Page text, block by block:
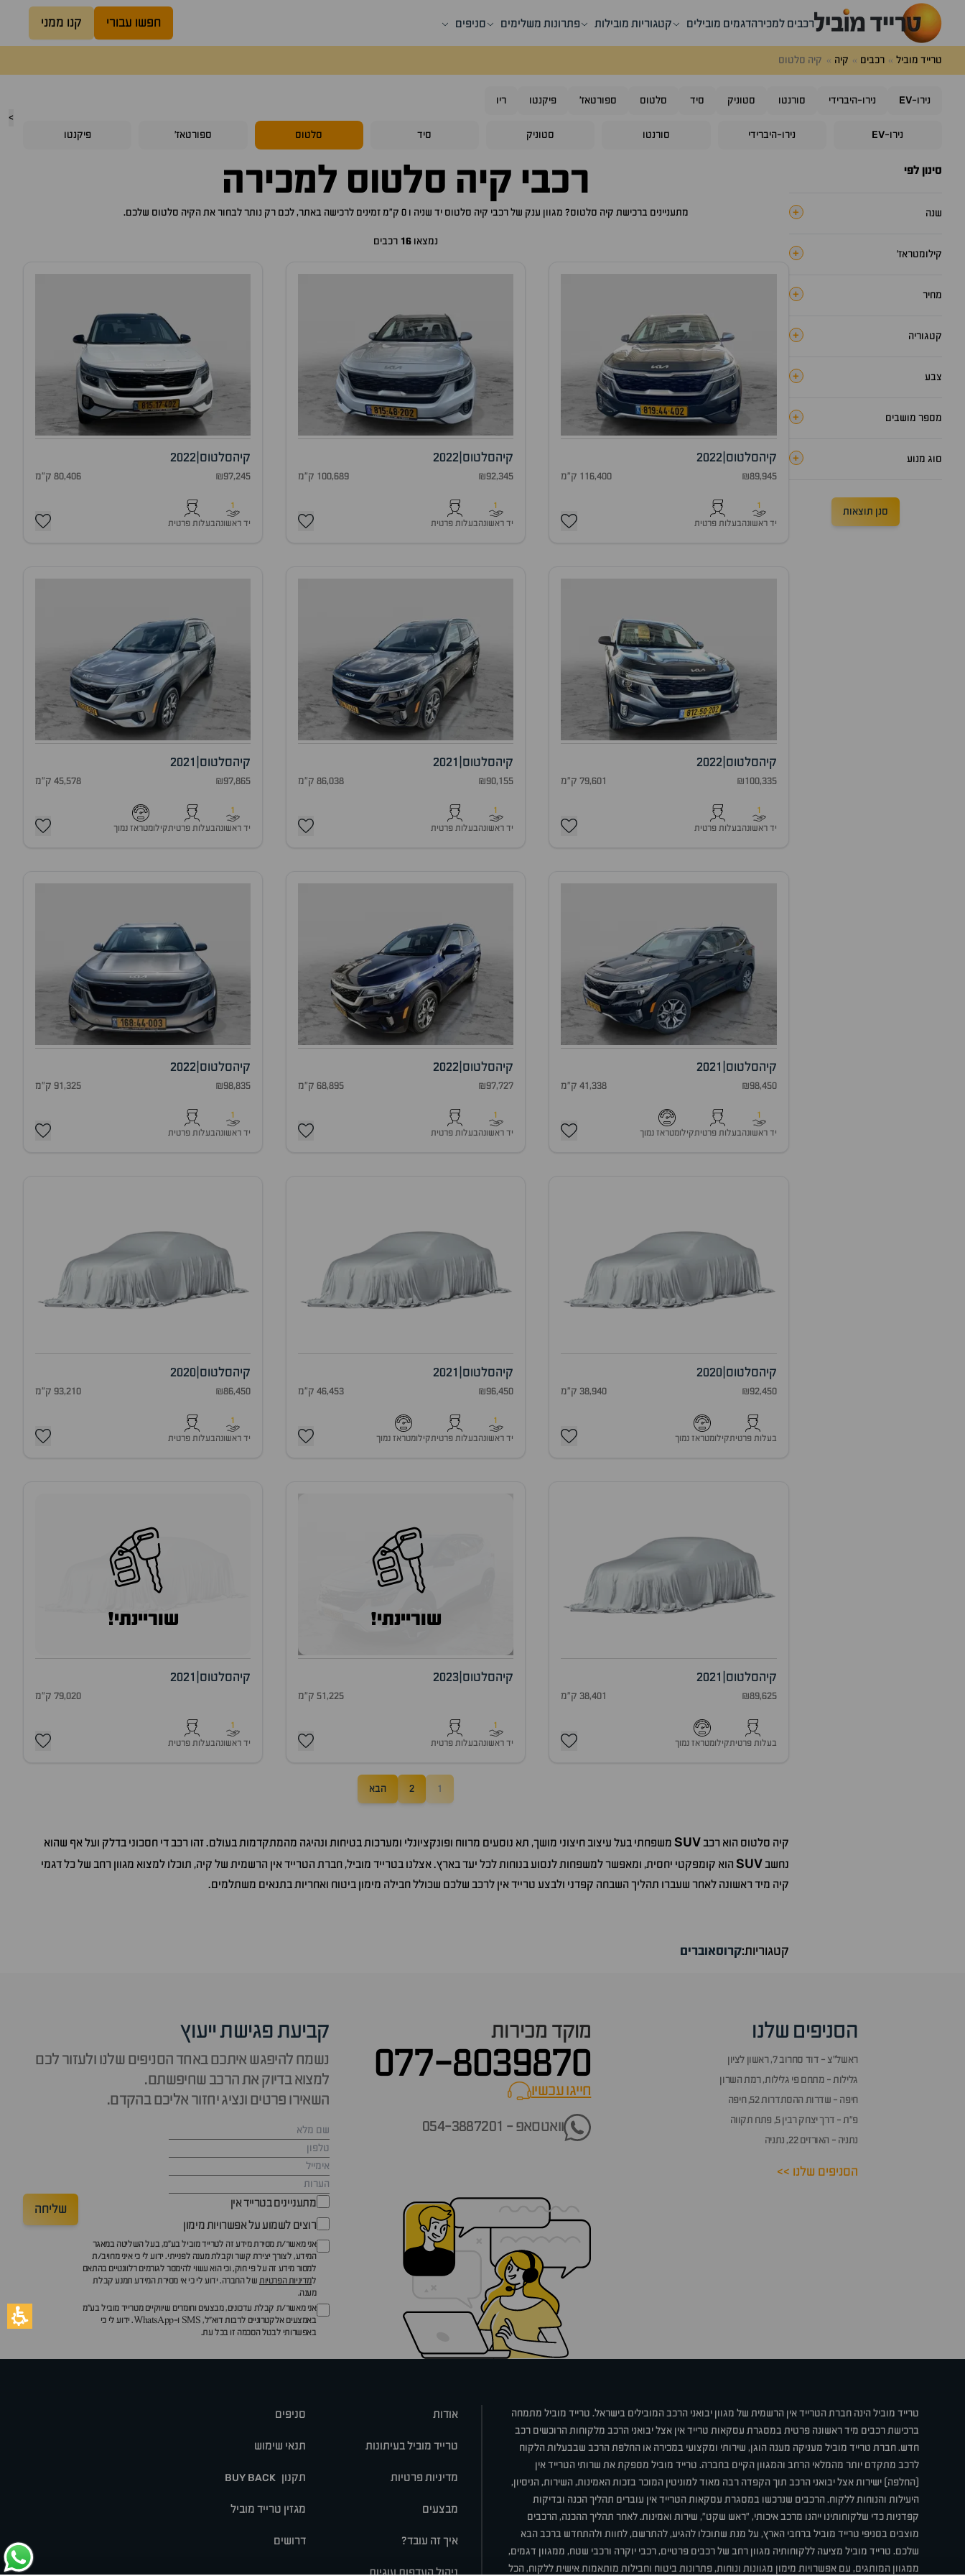
רכבים למכירהדגמים מובילים קטגוריות מובילות פתרונות משלימים סניפים חפשו עבורי קנו ממני
טרייד מוביל רכבים קיה קיה סלטוס
>
נירו-EV נירו-היברידי סורנטו סטוניק סיד סלטוס ספורטאז' פיקנטו ריו
נירו-EV נירו-היברידי סורנטו סטוניק סיד סלטוס ספורטאז' פיקנטו
סינון לפי
שנה +
קילומטראז׳ +
מחיר +
קטגוריה +
צבע +
מספר מושבים +
סוג מנוע +
סנן תוצאות
רכבי קיה סלטוס למכירה
מתעניינים ברכישת קיה סלטוס? מגוון ענק של רכבי קיה סלטוס יד שניה ו 0 ק"מ זמינים לרכישה באתר, לכם רק נותר לבחור את ה קיה סלטוס שלכם.
נמצאו 16 רכבים
קיהסלטוס |
2022
₪89,945 116,400 ק"מ
1
יד ראשונהבעלות פרטית
קיהסלטוס 2022
₪92,345 100,689 ק"מ
1
יד ראשונהבעלות פרטית
קיהסלטוס 2022
₪97,245 80,406 ק"מ
1
יד ראשונהבעלות פרטית
קיהסלטוס |
2022
₪100,335 79,601 ק"מ
1
יד ראשונהבעלות פרטית
קיהסלטוס 2021
₪90,155 86,038 ק"מ
1
יד ראשונהבעלות פרטית
קיהסלטוס 2021
₪97,865 45,578 ק"מ
1
יד ראשונהבעלות פרטיתקילומטראז נמוך
קיהסלטוס 2021
₪98,450 41,338 ק"מ
1
יד ראשונהבעלות פרטיתקילומטראז נמוך
קיהסלטוס 2022
₪97,727 68,895 ק"מ
1
יד ראשונהבעלות פרטית
קיהסלטוס 2022
₪98,835 91,325 ק"מ
1
יד ראשונהבעלות פרטית
קיהסלטוס 2020
₪92,450 38,940 ק"מ
בעלות פרטיתקילומטראז נמוך
קיהסלטוס 2021
₪96,450 46,453 ק"מ
1
יד ראשונהבעלות פרטיתקילומטראז נמוך
קיהסלטוס 2020
₪86,450 93,210 ק"מ
1
יד ראשונהבעלות פרטית
קיהסלטוס 2021
₪89,625 38,401 ק"מ
בעלות פרטיתקילומטראז נמוך
שוריינתי!
קיהסלטוס 2023
51,225 ק"מ
1
יד ראשונהבעלות פרטית
שוריינתי!
קיהסלטוס 2021
79,020 ק"מ
1
יד ראשונהבעלות פרטית
1
2 הבא
קיה סלטוס הוא רכבSUV משפחתי בעל עיצוב חיצוני מושך, תא נוסעים מרווח ופונקציונלי ומערכות בטיחות ונהיגה מהמתקדמות בעולם. זהו רכב די חסכוני בדלק ועל אף שהוא
נחשבSUV הוא קומפקטי יחסית, ומאפשר למשפחות לנסוע בנוחות לכל יעד בארץ. אצלנו בטרייד מוביל, חברת הטרייד אין הרשמית של קיה, תוכלו למצוא מגוון רחב של כל דגמי
קיה מיד ראשונה לאחר שעברו תהליך השבחה קפדני ולבצע טרייד אין לרכב שלכם שכולל חבילה מימון ביטוח ואחריות בתנאים משתלמים.
קטגוריות:קרוסאוברים
הסניפים שלנו
ראשל״צ - דוד סחרוב 7, ראשון לציון
גלילות - מתחם פי גלילות, רמת השרון
חיפה - שדרות ההסתדרות 52, חיפה
פ״ת - דרך יצחק רבין 5, פתח תקווה
נתניה - האורזים 22, נתניה
הסניפים שלנו >>
מוקד מכירות
077-8039870
חייגו עכשיוcall now
וואטסאפ - 054-3887201
קביעת פגישת ייעוץ
נשמח להיפגש איתכם באחד הסניפים שלנו ולעזור לכם
למצוא בדיוק את הרכב שחיפשתם.
השאירו פרטים ונציג יחזור אליכם בהקדם.
מתעניינים בטרייד אין
רוצים לשמוע על אפשרויות מימון
אני מאשר/ת מסירת מידע זה לטרייד מוביל בע"מ, בעל השליטה במאגר
המידע, לצורך יצירת קשר וקבלת מענה לפנייתי. ידוע לי כי איני מחויב/ת
למסור מידע זה על פי חוק, וכי הוא עשוי להימסר לגורמים רלוונטיים בהתאם
למדיניות הפרטיותשל החברה. ידוע לי כי אי מסירת המידע תמנע קבלת
מענה.
אני מאשר/ת קבלת עדכונים, מבצעים וחומרים שיווקיים מטרייד מוביל בע"מ
באמצעים אלקטרוניים לרבות דוא״ל, SMS ו-WhatsApp. ידוע לי כי
באפשרותי לבטל הסכמה זו בכל עת.
שליחה
טרייד מוביל הינה חברת הטרייד אין הרשמית של מגוון יבואני הרכב המובילים בישראל. טרייד מוביל מתמחה
ברכישת רכבים מיד ראשונה פרטית במסגרת עסקאות טרייד אין אצל יבואני הרכב מלקוחות הרוכשים רכב
חדש. חברת טרייד מוביל מעניקה מענה הוגן, שירותי ומקצועי במכירה או החלפת הרכב שבבעלות הלקוח
לרכב מתקדם יותר מהמלאי הרחב והמגוון הקיים בחברה. טרייד מוביל מספקת את שרותי הטרייד אין
(החלפה) ישירות אצל יבואני הרכב תוך הקפדה רבה מאוד למוניטין המוכר בזכות האמינות, השירות, הניסיון,
היעילות והנוחות ללקוח. הרכבים שנרכשו במסגרת עסקאות הטרייד אין עוברים תהליך הכנה ובדיקות
קפדניות כדי שלקוחותינו ייהנו מרכב איכותי, "ראש שקט", שירות ואמינות. לאחר תהליך ההכנה, הרכבים
מוצבים בסניפי טרייד מוביל ברחבי הארץ, על מנת שתוכלו להגיע, להתרשם, לחוות ולהתחדש ברכב הבא
שלכם. טרייד מוביל מציעה ללקוחותיה מגוון רחב של רכבים פרטיים, רכבי יוקרה ורכבי שטח, ממגוון דגמים,
ממגוון המותגים, עם אפשרויות מימון מגוונות ונוחות, פתרונות ביטוח וחבילות מותאמות אישית ללקוח, הכל
אודות סניפים
טרייד מוביל בעיתונות תנאי שימוש
מדיניות פרטיות תקנון BUY BACK
מבצעים מגזין טרייד מוביל
איך זה עובד? דרושים
ניהול העדפות עוגיות